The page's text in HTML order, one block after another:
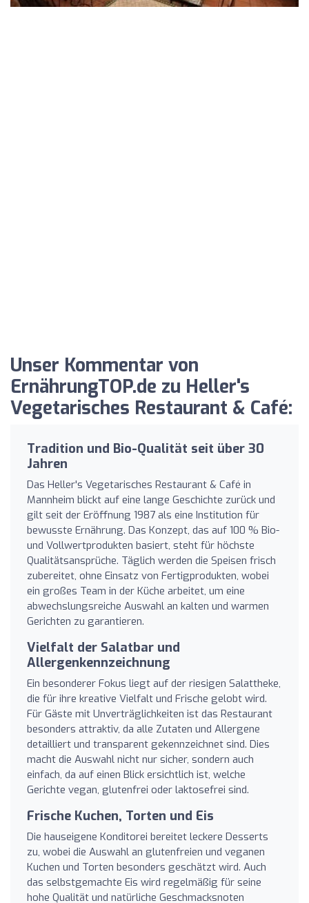
Unser Kommentar von
ErnährungTOP.de zu Heller's
Vegetarisches Restaurant & Café:
Tradition und Bio-Qualität seit über 30
Jahren
Das Heller's Vegetarisches Restaurant & Café in
Mannheim blickt auf eine lange Geschichte zurück und
gilt seit der Eröffnung 1987 als eine Institution für
bewusste Ernährung. Das Konzept, das auf 100 % Bio-
und Vollwertprodukten basiert, steht für höchste
Qualitätsansprüche. Täglich werden die Speisen frisch
zubereitet, ohne Einsatz von Fertigprodukten, wobei
ein großes Team in der Küche arbeitet, um eine
abwechslungsreiche Auswahl an kalten und warmen
Gerichten zu garantieren.
Vielfalt der Salatbar und
Allergenkennzeichnung
Ein besonderer Fokus liegt auf der riesigen Salattheke,
die für ihre kreative Vielfalt und Frische gelobt wird.
Für Gäste mit Unverträglichkeiten ist das Restaurant
besonders attraktiv, da alle Zutaten und Allergene
detailliert und transparent gekennzeichnet sind. Dies
macht die Auswahl nicht nur sicher, sondern auch
einfach, da auf einen Blick ersichtlich ist, welche
Gerichte vegan, glutenfrei oder laktosefrei sind.
Frische Kuchen, Torten und Eis
Die hauseigene Konditorei bereitet leckere Desserts
zu, wobei die Auswahl an glutenfreien und veganen
Kuchen und Torten besonders geschätzt wird. Auch
das selbstgemachte Eis wird regelmäßig für seine
hohe Qualität und natürliche Geschmacksnoten